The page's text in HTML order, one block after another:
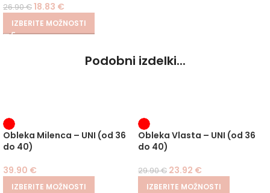
26.90€18.83 €
IZBERITE MOŽNOSTI
Podobni izdelki...
Obleka Milenca – UNI (od 36
do 40)
39.90 €
IZBERITE MOŽNOSTI
-20%
Obleka Vlasta – UNI (od 36
do 40)
29.90€ 23.92 €
IZBERITE MOŽNOSTI